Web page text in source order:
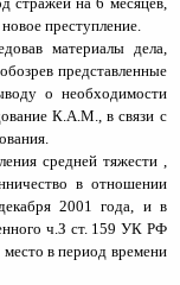
преступление.
материалы дела,
представленные
о необходимости
К.A.M., в связи с
средней тяжести ,
в отношении
2001 года, и в
ч.З ст. 159 УК РФ
в период времени